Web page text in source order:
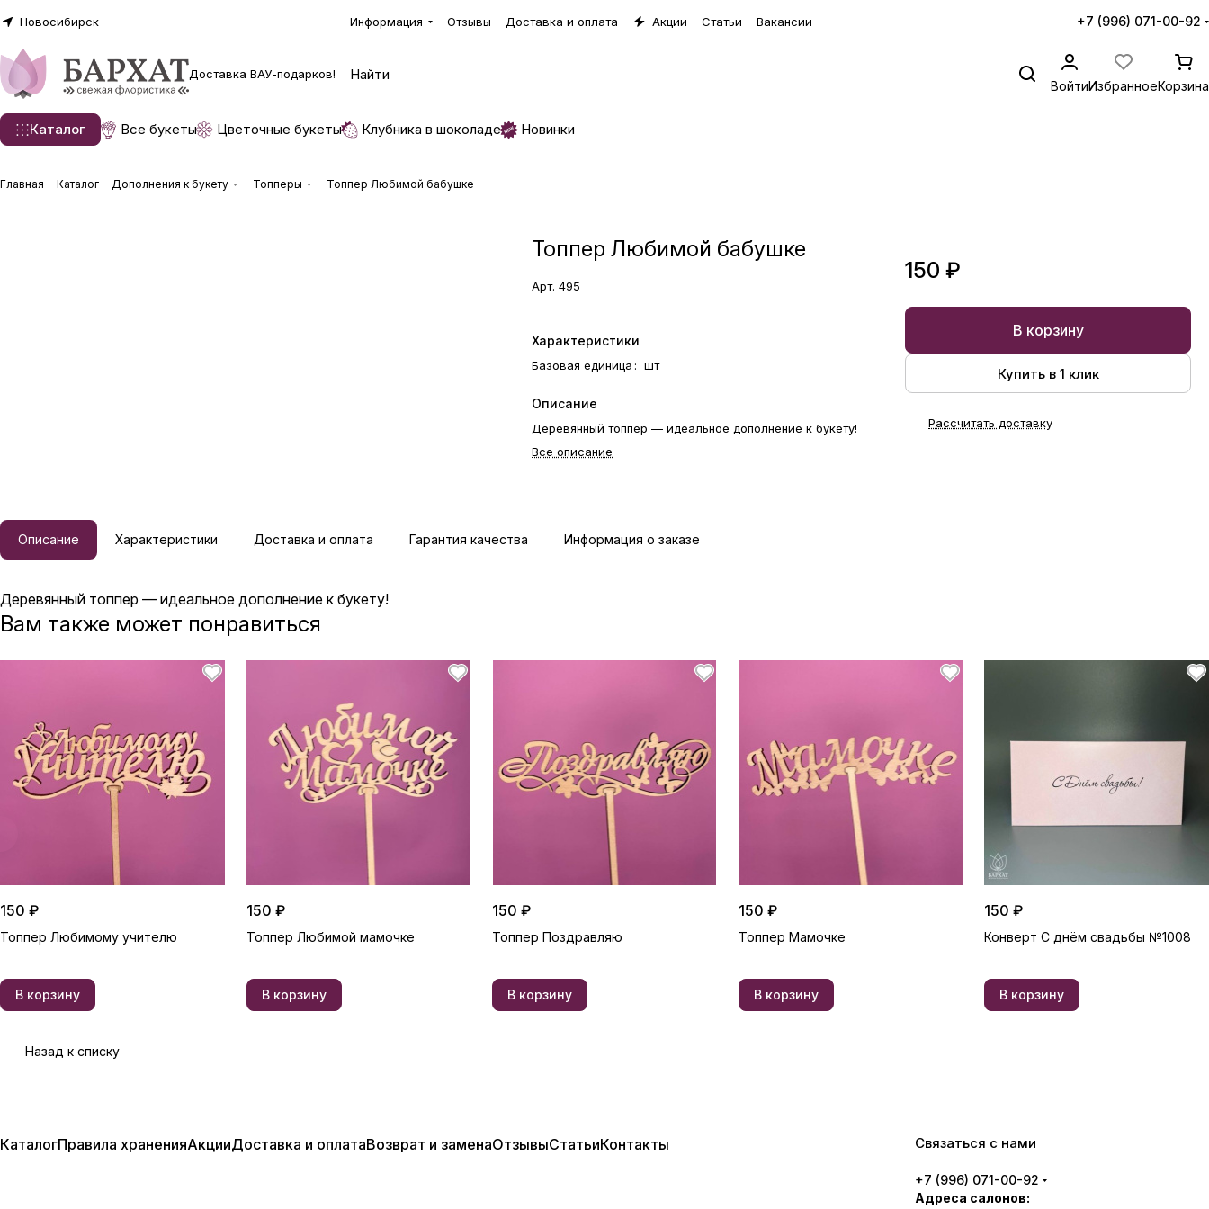
Новосибирск Информация Отзывы Доставка и оплата Акции Статьи Вакансии +7 (996) 071-00-92
Доставка ВАУ-подарков!
ВойтиИзбранноеКорзина
Каталог Все букеты Цветочные букеты Клубника в шоколаде Новинки
Главная Каталог Дополнения к букету Топперы Топпер Любимой бабушке
Топпер Любимой бабушке
Арт.495
Характеристики
Базовая единица: шт
Описание
Деревянный топпер — идеальное дополнение к букету!
Все описание
150 ₽
В корзину
Купить в 1 клик
Рассчитать доставку
Описание Характеристики Доставка и оплата Гарантия качества Информация о заказе
Деревянный топпер — идеальное дополнение к букету!
Вам также может понравиться
150 ₽
Топпер Любимому учителю
В корзину
150 ₽
Топпер Любимой мамочке
В корзину
150 ₽
Топпер Поздравляю
В корзину
150 ₽
Топпер Мамочке
В корзину
150 ₽
Конверт С днём свадьбы №1008
В корзину
Назад к списку
КаталогПравила храненияАкцииДоставка и оплатаВозврат и заменаОтзывыСтатьиКонтакты Связаться с нами
+7 (996) 071-00-92
Адреса салонов: